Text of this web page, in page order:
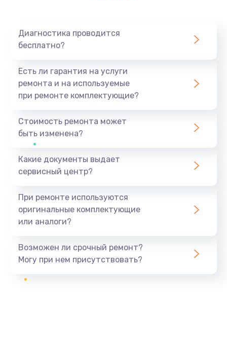
Диагностика проводится
бесплатно?
Есть ли гарантия на услуги
ремонта и на используемые
при ремонте комплектующие?
Стоимость ремонта может
быть изменена?
Какие документы выдает
сервисный центр?
При ремонте используются
оригинальные комплектующие
или аналоги?
Возможен ли срочный ремонт?
Могу при нем присутствовать?